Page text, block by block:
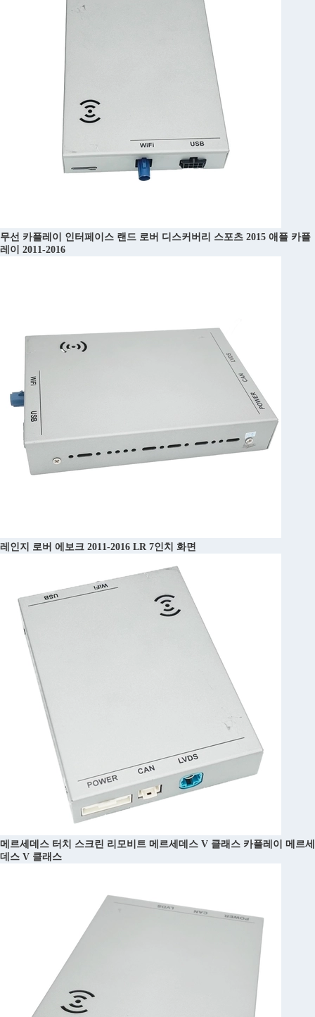
무선 카플레이 인터페이스 랜드 로버 디스커버리 스포츠 2015 애플 카플
레이 2011-2016
레인지 로버 에보크 2011-2016 LR 7인치 화면
메르세데스 터치 스크린 리모비트 메르세데스 V 클래스 카플레이 메르세
데스 V 클래스